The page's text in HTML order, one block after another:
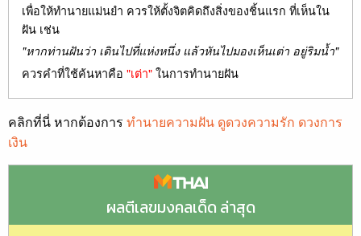
เพื่อให้ทำนายแม่นยำ ควรให้ตั้งจิตคิดถึงสิ่งของชิ้นแรก ที่เห็นใน
ฝัน เช่น
"หากท่านฝันว่า เดินไปที่แห่งหนึ่ง แล้วหันไปมองเห็นเต่า อยู่ริมน้ำ"
ควรคำที่ใช้ค้นหาคือ "เต่า"ในการทำนายฝัน
คลิกที่นี่ หากต้องการ ทำนายความฝัน ดูดวงความรัก ดวงการ
เงิน
ผลตีเลขมงคลเด็ด ล่าสุด